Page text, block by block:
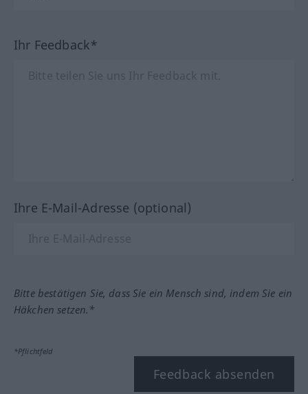
Ihr Feedback*
Ihre E-Mail-Adresse (optional)
Bitte bestätigen Sie, dass Sie ein Mensch sind, indem Sie ein
Häkchen setzen.*
*Pflichtfeld
Feedback absenden